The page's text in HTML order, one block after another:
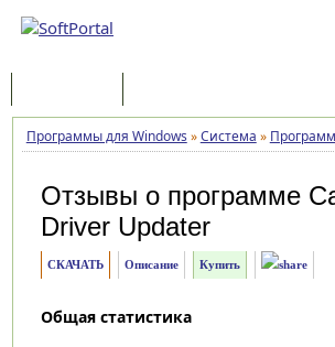
Программы для Windows »Система »
Отзывы о программе
Driver Updater
СКАЧАТЬ Описание Купить
Общая статистика